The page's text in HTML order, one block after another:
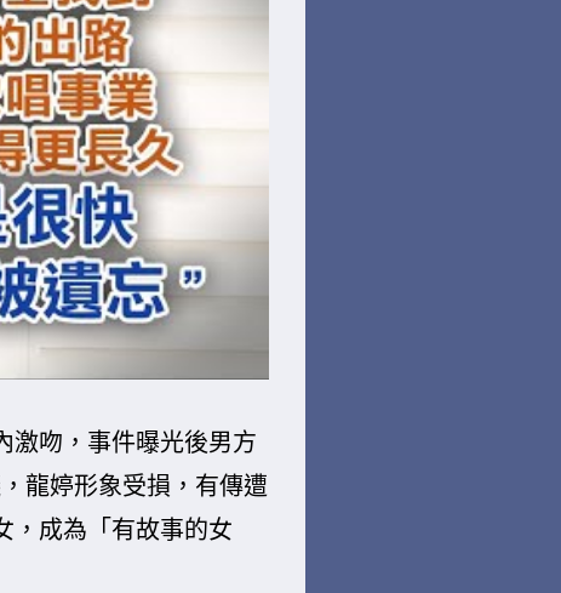
激吻，事件曝光後男方
龍婷形象受損，有傳遭
，成為「有故事的女